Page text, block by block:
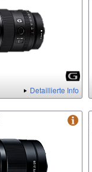
Detaillierte Info